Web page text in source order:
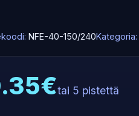
NFE-40-150/240Kategoria:
tai 5 pistettä